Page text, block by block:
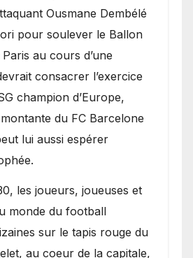
Ousmane Dembélé
pour soulever le Ballon
au cours d’une
consacrer l’exercice
champion d’Europe,
du FC Barcelone
lui aussi espérer
les joueurs, joueuses et
monde du football
sur le tapis rouge du
au coeur de la capitale,